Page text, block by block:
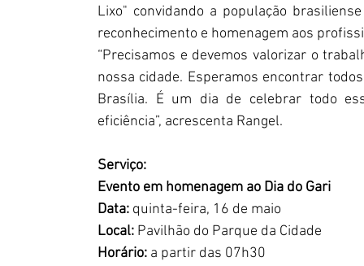
Lixo" convidando a população
“Precisamos e devemos valorizar o
nossa cidade. Esperamos encontrar
Brasília. É um dia de celebrar todo
Serviço:
Evento em homenagem ao Dia do Gari
Data: quinta-feira, 16 de maio
Local: Pavilhão do Parque da Cidade
Horário: a partir das 07h30